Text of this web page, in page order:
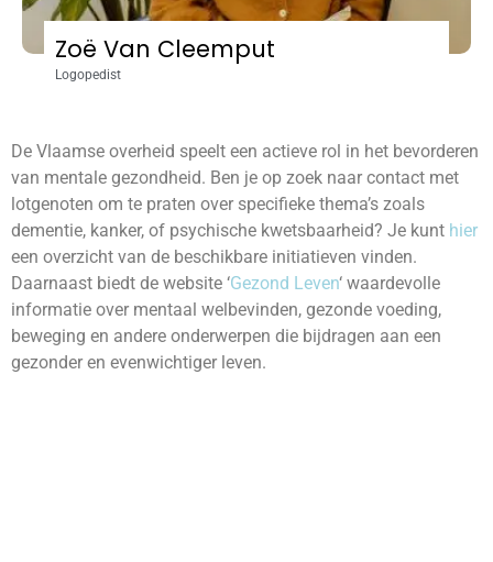
Zoë Van Cleemput
Logopedist
De Vlaamse overheid speelt een actieve rol in het bevorderen
van mentale gezondheid. Ben je op zoek naar contact met
lotgenoten om te praten over specifieke thema’s zoals
dementie, kanker, of psychische kwetsbaarheid? Je kunt hier
een overzicht van de beschikbare initiatieven vinden.
Daarnaast biedt de website ‘Gezond Leven‘ waardevolle
informatie over mentaal welbevinden, gezonde voeding,
beweging en andere onderwerpen die bijdragen aan een
gezonder en evenwichtiger leven.